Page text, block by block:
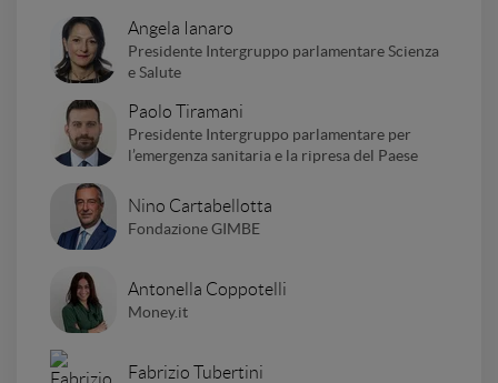
Angela Ianaro
Presidente Intergruppo parlamentare Scienza
e Salute
Paolo Tiramani
Presidente Intergruppo parlamentare per
l’emergenza sanitaria e la ripresa del Paese
Nino Cartabellotta
Fondazione GIMBE
Antonella Coppotelli
Money.it
Fabrizio Tubertini